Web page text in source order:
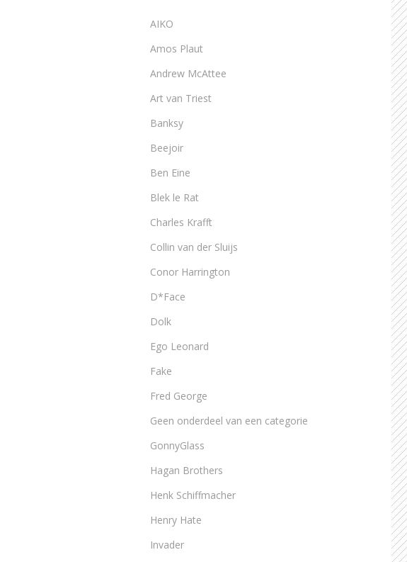
AIKO
Amos Plaut
Andrew McAttee
Art van Triest
Banksy
Beejoir
Ben Eine
Blek le Rat
Charles Krafft
Collin van der Sluijs
Conor Harrington
D*Face
Dolk
Ego Leonard
Fake
Fred George
Geen onderdeel van een categorie
GonnyGlass
Hagan Brothers
Henk Schiffmacher
Henry Hate
Invader